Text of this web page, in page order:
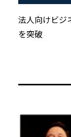
法人向けビジ
を突破